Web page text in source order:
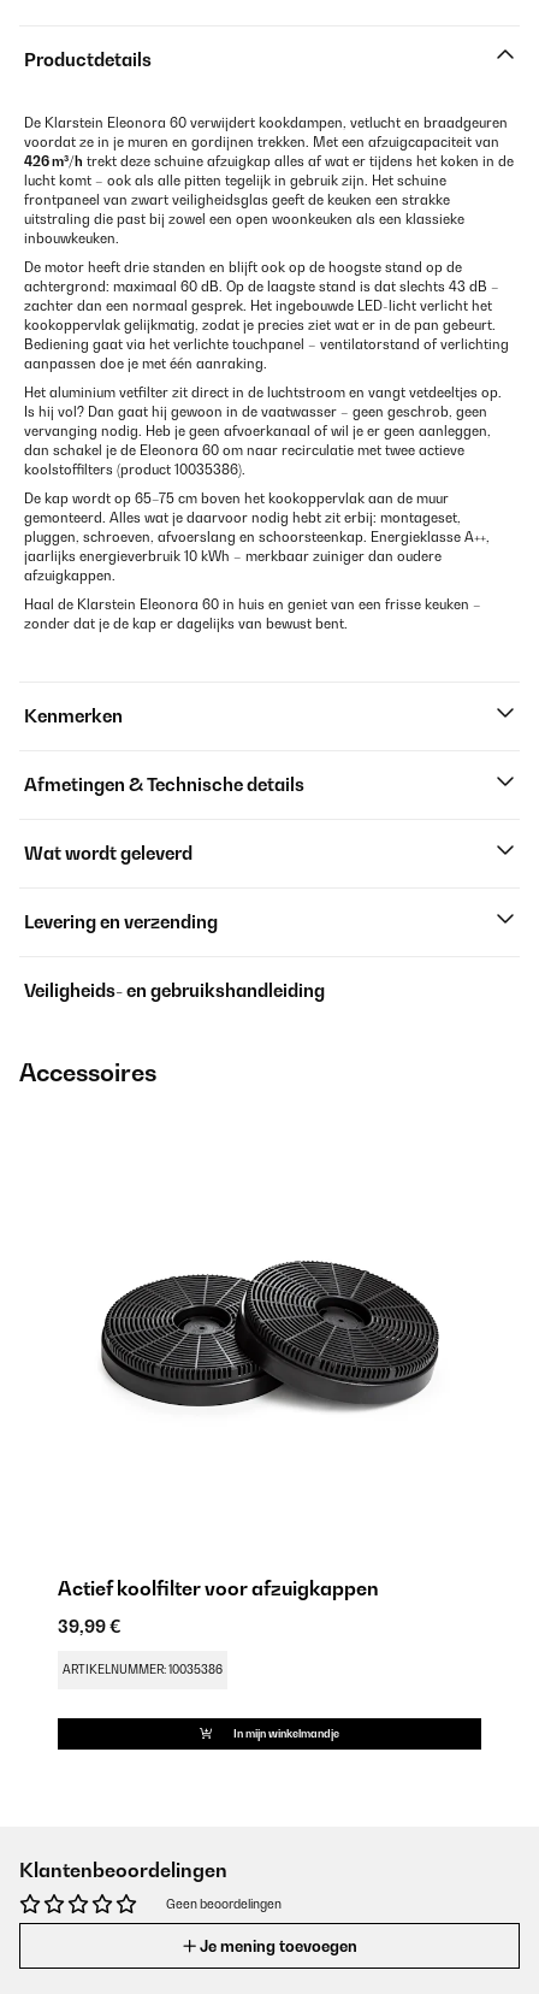
Productdetails
De Klarstein Eleonora 60 verwijdert kookdampen, vetlucht en braadgeuren
voordat ze in je muren en gordijnen trekken. Met een afzuigcapaciteit van
426 m³/h trekt deze schuine afzuigkap alles af wat er tijdens het koken in de
lucht komt – ook als alle pitten tegelijk in gebruik zijn. Het schuine
frontpaneel van zwart veiligheidsglas geeft de keuken een strakke
uitstraling die past bij zowel een open woonkeuken als een klassieke
inbouwkeuken.
De motor heeft drie standen en blijft ook op de hoogste stand op de
achtergrond: maximaal 60 dB. Op de laagste stand is dat slechts 43 dB –
zachter dan een normaal gesprek. Het ingebouwde LED-licht verlicht het
kookoppervlak gelijkmatig, zodat je precies ziet wat er in de pan gebeurt.
Bediening gaat via het verlichte touchpanel – ventilatorstand of verlichting
aanpassen doe je met één aanraking.
Het aluminium vetfilter zit direct in de luchtstroom en vangt vetdeeltjes op.
Is hij vol? Dan gaat hij gewoon in de vaatwasser – geen geschrob, geen
vervanging nodig. Heb je geen afvoerkanaal of wil je er geen aanleggen,
dan schakel je de Eleonora 60 om naar recirculatie met twee actieve
koolstoffilters (product 10035386).
De kap wordt op 65–75 cm boven het kookoppervlak aan de muur
gemonteerd. Alles wat je daarvoor nodig hebt zit erbij: montageset,
pluggen, schroeven, afvoerslang en schoorsteenkap. Energieklasse A++,
jaarlijks energieverbruik 10 kWh – merkbaar zuiniger dan oudere
afzuigkappen.
Haal de Klarstein Eleonora 60 in huis en geniet van een frisse keuken –
zonder dat je de kap er dagelijks van bewust bent.
Kenmerken
Afmetingen & Technische details
Wat wordt geleverd
Levering en verzending
Veiligheids- en gebruikshandleiding
Accessoires
Actief koolfilter voor afzuigkappen
39,99 €
ARTIKELNUMMER: 10035386
In mijn winkelmandje
Klantenbeoordelingen
Geen beoordelingen
Je mening toevoegen